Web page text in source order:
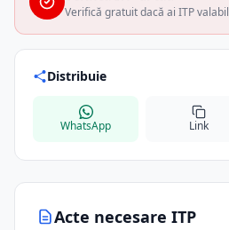
Acte necesare ITP
Verifică gratuit dacă ai ITP valabil
Distribuie
WhatsApp Link